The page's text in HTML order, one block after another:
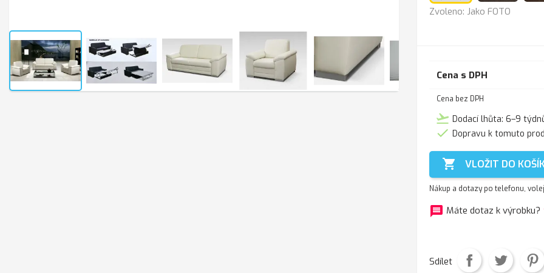
Jako
Zvoleno: Jako FOTO
Cena s DPH
Cena bez DPH
flight_takeoff Dodací lhůta: 6–9
 Dopravu k tomuto
 VLOŽIT DO
Nákup a dotazy po telefonu,
message Máte dotaz k výrobku?
Sdílet